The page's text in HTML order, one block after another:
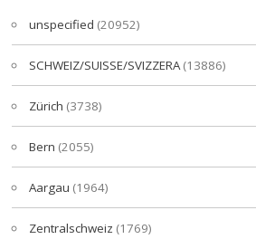
unspecified (20952)
SCHWEIZ/SUISSE/SVIZZERA(13886)
Zürich (3738)
Bern (2055)
Aargau (1964)
Zentralschweiz (1769)